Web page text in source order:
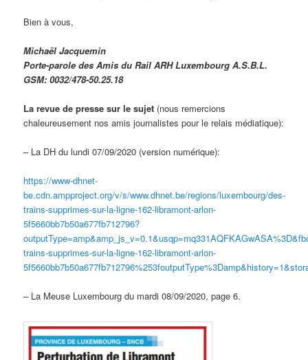
Bien à vous,
Michaël Jacquemin
Porte-parole des Amis du Rail ARH Luxembourg A.S.B.L.
GSM: 0032/478-50.25.18
La revue de presse sur le sujet (nous remercions
chaleureusement nos amis journalistes pour le relais médiatique):
– La DH du lundi 07/09/2020 (version numérique):
https://www-dhnet-
be.cdn.ampproject.org/v/s/www.dhnet.be/regions/luxembourg/des-
trains-supprimes-sur-la-ligne-162-libramont-arlon-
5f5660bb7b50a677fb712796?
trains-supprimes-sur-la-ligne-162-libramont-arlon-
– La Meuse Luxembourg du mardi 08/09/2020, page 6.